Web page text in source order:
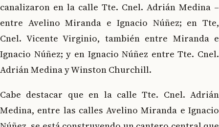
canalizaron en la calle Tte. Cnel. Adrián Medina –
entre Avelino Miranda e Ignacio Núñez; en Tte,
Cnel. Vicente Virginio, también entre Miranda e
Ignacio Núñez; y en Ignacio Núñez entre Tte. Cnel.
Adrián Medina y Winston Churchill.
Cabe destacar que en la calle Tte. Cnel. Adrián
Medina, entre las calles Avelino Miranda e Ignacio